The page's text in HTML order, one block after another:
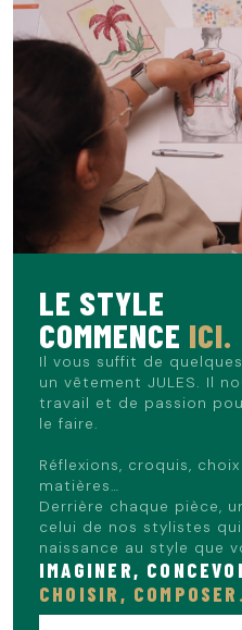
Le garment dye est
teindre le vêtement une
partir d'un tissu non
effet blanchit,
Pièce maîtresse d'un
s'associe parfaitement
pour une allure casual au
élégante lors d'une sortie
chemise en lin.
effort.
Le mannequin mesure 1m86
LE STYLE
COMMENCE ICI.
Il vous suffit de
un vêtement JULES. Il
travail et de passion
le faire.
Réflexions, croquis,
matières…
Derrière chaque pièce,
celui de nos stylistes
naissance au style que
IMAGINER,
CHOISIR, COMPOSER.